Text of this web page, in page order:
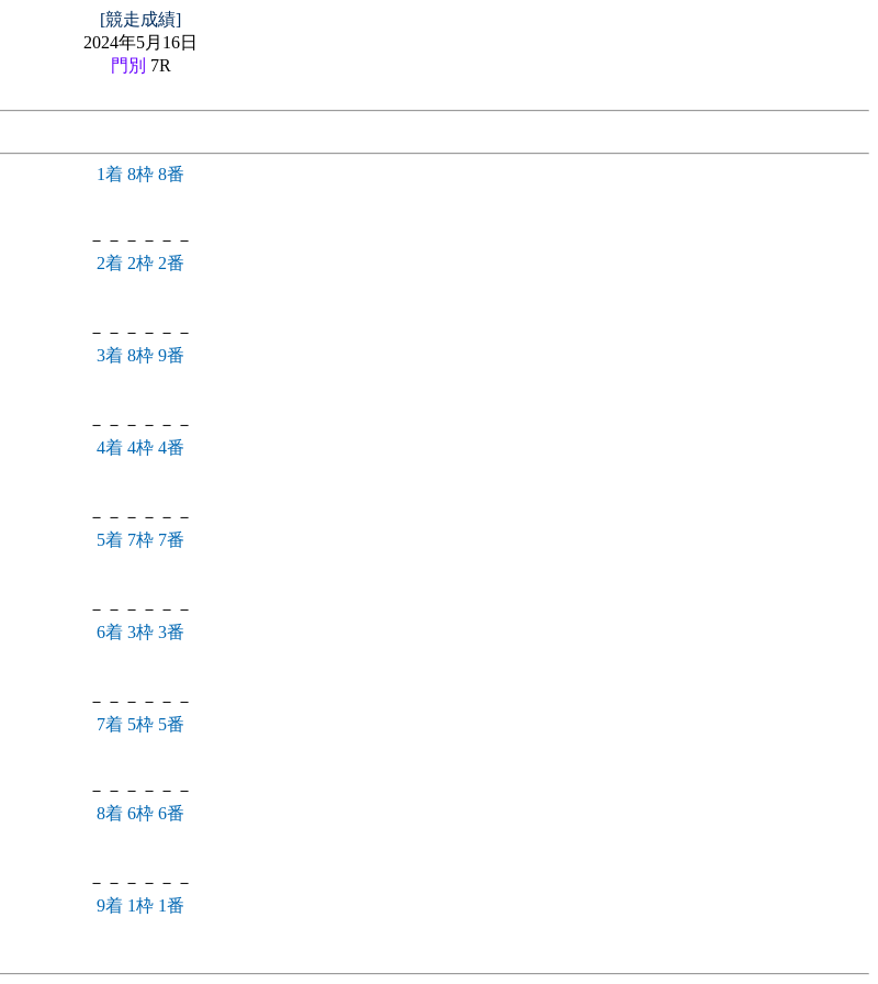
[競走成績]
2024年5月16日
門別 7R
1着 8枠 8番
－－－－－－
2着 2枠 2番
－－－－－－
3着 8枠 9番
－－－－－－
4着 4枠 4番
－－－－－－
5着 7枠 7番
－－－－－－
6着 3枠 3番
－－－－－－
7着 5枠 5番
－－－－－－
8着 6枠 6番
－－－－－－
9着 1枠 1番